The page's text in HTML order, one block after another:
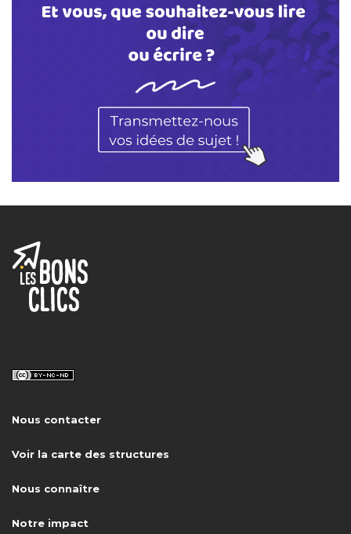
Nous contacter
Voir la carte des structures
Nous connaître
Notre impact